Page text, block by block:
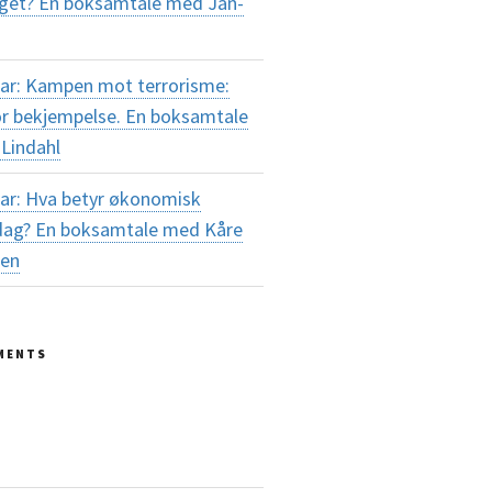
Kampen mot terrorisme:
bekjempelse. En boksamtale
Hva betyr økonomisk
En boksamtale med Kåre